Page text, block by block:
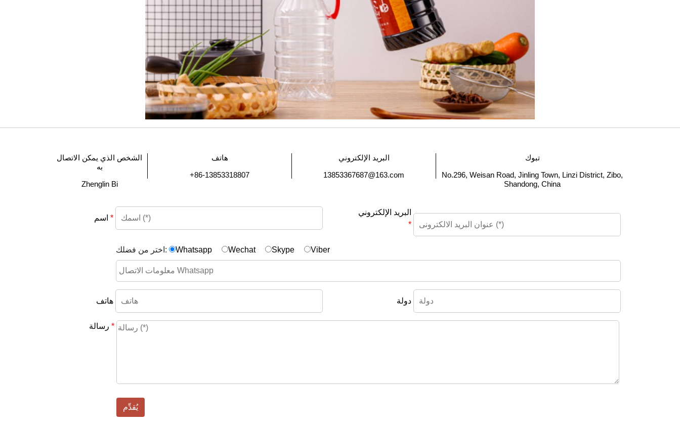
الشخص الذي يمكن الاتصال
به
Zhenglin Bi
هاتف
+86-13853318807
البريد الإلكتروني
13853367687@163.com
تبوك
No.296, Weisan Road, Jinling Town, Linzi District, Zibo,
Shandong, China
*
البريد الإلكتروني
*
اختر من فضلك: Whatsapp Wechat Skype Viber
هاتف دولة
*